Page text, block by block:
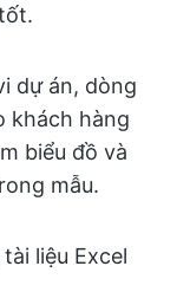
dự án, dòng
khách hàng
biểu đồ và
mẫu.
liệu Excel